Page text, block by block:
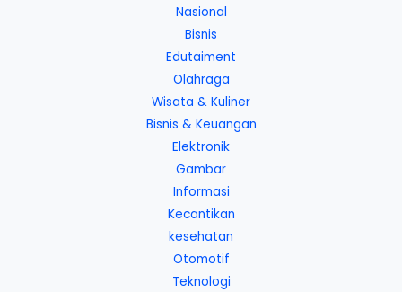
Nasional
Bisnis
Edutaiment
Olahraga
Wisata & Kuliner
Bisnis & Keuangan
Elektronik
Gambar
Informasi
Kecantikan
kesehatan
Otomotif
Teknologi